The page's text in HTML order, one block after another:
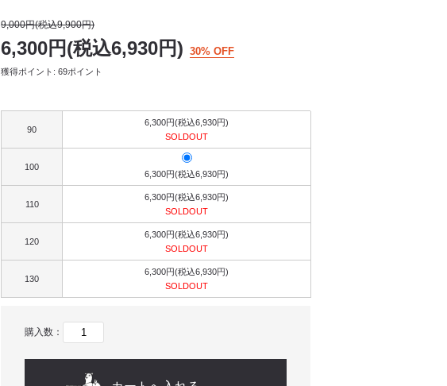
9,000円(税込9,900円)
6,300円(税込6,930円) 30% OFF
獲得ポイント: 69ポイント
90
6,300円(税込6,930円)
SOLDOUT
100
6,300円(税込6,930円)
110
6,300円(税込6,930円)
SOLDOUT
120
6,300円(税込6,930円)
SOLDOUT
130
6,300円(税込6,930円)
SOLDOUT
購入数：